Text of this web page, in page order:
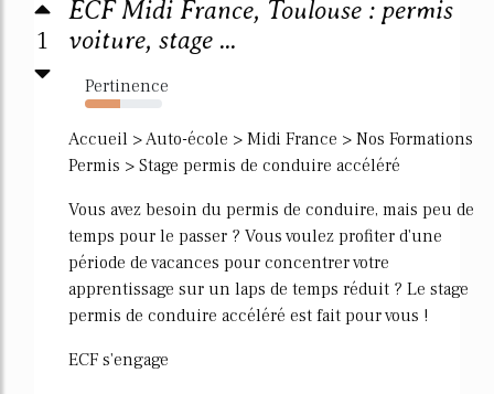
1
ECF Midi France, Toulouse : permis
voiture, stage ...
Pertinence
45%
Accueil > Auto-école > Midi France > Nos Formations
Permis > Stage permis de conduire accéléré
Vous avez besoin du permis de conduire, mais peu de
temps pour le passer ? Vous voulez profiter d'une
période de vacances pour concentrer votre
apprentissage sur un laps de temps réduit ? Le stage
permis de conduire accéléré est fait pour vous !
ECF s'engage